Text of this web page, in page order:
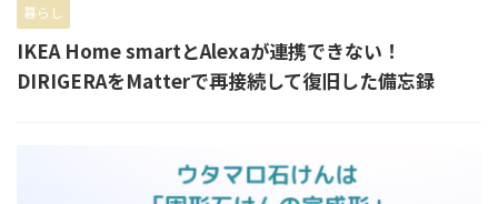
暮らし
IKEA Home smartとAlexaが連携できない！
DIRIGERAをMatterで再接続して復旧した備忘録